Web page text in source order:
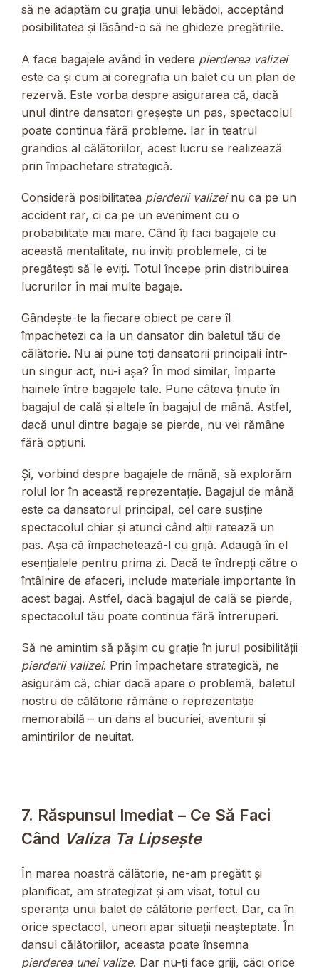
să ne adaptăm cu grația unui lebădoi, acceptând
posibilitatea și lăsând-o să ne ghideze pregătirile.
A face bagajele având în vedere pierderea valizei
este ca și cum ai coregrafia un balet cu un plan de
rezervă. Este vorba despre asigurarea că, dacă
unul dintre dansatori greșește un pas, spectacolul
poate continua fără probleme. Iar în teatrul
grandios al călătoriilor, acest lucru se realizează
prin împachetare strategică.
Consideră posibilitatea pierderii valizeinu ca pe un
accident rar, ci ca pe un eveniment cu o
probabilitate mai mare. Când îți faci bagajele cu
această mentalitate, nu inviți problemele, ci te
pregătești să le eviți. Totul începe prin distribuirea
lucrurilor în mai multe bagaje.
Gândește-te la fiecare obiect pe care îl
împachetezi ca la un dansator din baletul tău de
călătorie. Nu ai pune toți dansatorii principali într-
un singur act, nu-i așa? În mod similar, împarte
hainele între bagajele tale. Pune câteva ținute în
bagajul de cală și altele în bagajul de mână. Astfel,
dacă unul dintre bagaje se pierde, nu vei rămâne
fără opțiuni.
Și, vorbind despre bagajele de mână, să explorăm
rolul lor în această reprezentație. Bagajul de mână
este ca dansatorul principal, cel care susține
spectacolul chiar și atunci când alții ratează un
pas. Așa că împachetează-l cu grijă. Adaugă în el
esențialele pentru prima zi. Dacă te îndrepți către o
întâlnire de afaceri, include materiale importante în
acest bagaj. Astfel, dacă bagajul de cală se pierde,
spectacolul tău poate continua fără întreruperi.
Să ne amintim să pășim cu grație în jurul posibilității
pierderii valizei. Prin împachetare strategică, ne
asigurăm că, chiar dacă apare o problemă, baletul
nostru de călătorie rămâne o reprezentație
memorabilă – un dans al bucuriei, aventurii și
amintirilor de neuitat.
7. Răspunsul Imediat – Ce Să Faci
Când Valiza Ta Lipsește
În marea noastră călătorie, ne-am pregătit și
planificat, am strategizat și am visat, totul cu
speranța unui balet de călătorie perfect. Dar, ca în
orice spectacol, uneori apar situații neașteptate. În
dansul călătoriilor, aceasta poate însemna
pierderea unei valize. Dar nu-ți face griji, căci orice